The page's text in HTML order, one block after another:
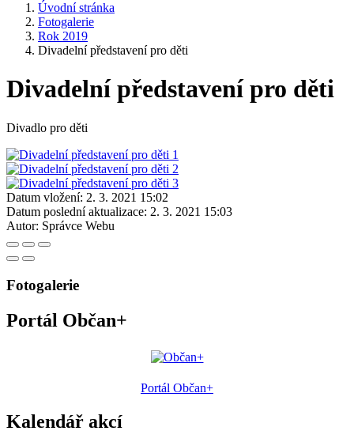
Úvodní stránka
Fotogalerie
Rok 2019
Divadelní představení pro děti
Divadelní představení pro děti
Divadlo pro děti
Datum vložení: 2. 3. 2021 15:02
Datum poslední aktualizace: 2. 3. 2021 15:03
Autor: Správce Webu
Fotogalerie
Portál Občan+
Portál Občan+
Kalendář akcí